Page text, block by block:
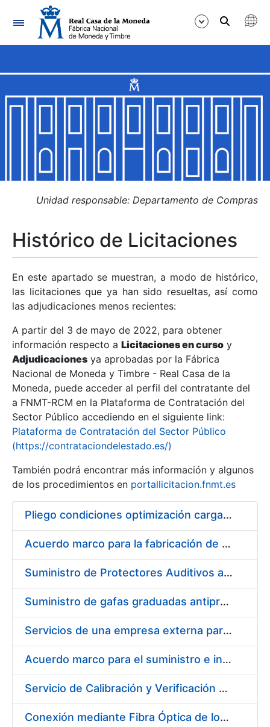
Navegación
Mostrar/Ocultar
Mostrar/Ocultar
Mostrar/Ocultar
Mostrar/Ocultar
Mostrar/Ocultar
Mostrar/Ocultar
Unidad responsable: Departamento de Compras
Histórico de Licitaciones
En este apartado se muestran, a modo de histórico,
las licitaciones que ya han sido resueltas, así como
las adjudicaciones menos recientes:
A partir del 3 de mayo de 2022, para obtener
información respecto a Licitaciones en curso y
Adjudicaciones ya aprobadas por la Fábrica
Nacional de Moneda y Timbre - Real Casa de la
Moneda, puede acceder al perfil del contratante del
a FNMT-RCM en la Plataforma de Contratación del
Sector Público accediendo en el siguiente link:
Plataforma de Contratación del Sector Público
(https://contrataciondelestado.es/)
También podrá encontrar más información y algunos
de los procedimientos en portallicitacion.fnmt.es
Pliego condiciones optimización cargas compras firmado
Acuerdo marco para la fabricación de piezas
Suministro de Protectores Auditivos a medida para las personas trabajadoras de los Centros de Trabajo de Madrid y Burgos
Suministro de gafas graduadas antiproyecciones para los trabajadores de la FNMT-RCM en los centros de trabajo de Madrid y Burgos
Servicios de una empresa externa para el asesoramiento y resolución de los recursos de alzada que se presentan relacionados con procesos de selección para la FNMT-RCM
Acuerdo marco para el suministro e instalación de persianas, estores y otros complementos
Servicio de Calibración y Verificación Externa de los Equipos de Medición del Servicio de Prevención de la FNMT-RCM
Conexión mediante Fibra Óptica de los Centros de Proceso de Datos (CPDs) de las sedes de la FNMT-RCM de Burgos y Madrid